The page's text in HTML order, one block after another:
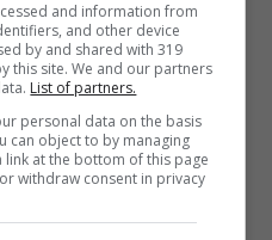
interessante la
anni è
and information from
and other device
by and shared with 319
this site. We and our partners
List of partners.
personal data on the basis
can object to by managing
at the bottom of this page
withdraw consent in privacy